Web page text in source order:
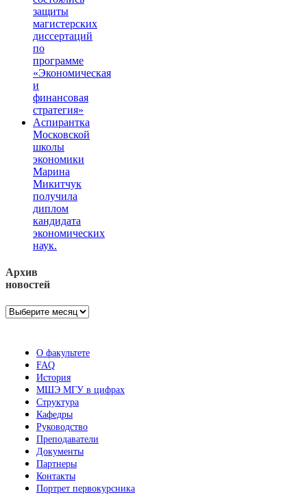
защиты
магистерских
диссертаций
по
программе
«Экономическая
и
финансовая
стратегия»
Аспирантка
Московской
школы
экономики
Марина
Микитчук
получила
диплом
кандидата
экономических
наук.
Архив
новостей
Архив
О факультете
FAQ
История
МШЭ МГУ в цифрах
Структура
Кафедры
Руководство
Преподаватели
Документы
Партнеры
Контакты
Портрет первокурсника